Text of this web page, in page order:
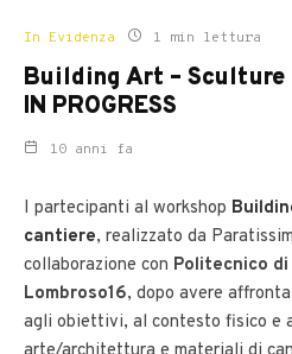
In Evidenza 1 min lettura
Building Art – Sculture
IN PROGRESS
10 anni fa
I partecipanti al workshop
cantiere, realizzato da
collaborazione con Politecnico di
Lombroso16, dopo avere
agli obiettivi, al contesto fisico e